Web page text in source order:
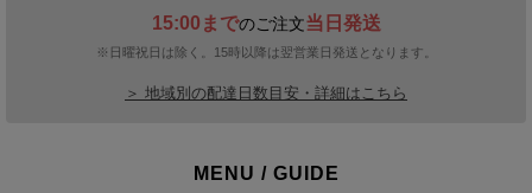
15:00までのご注文当日発送
※日曜祝日は除く。15時以降は翌営業日発送となります。
＞ 地域別の配達日数目安・詳細はこちら
MENU / GUIDE